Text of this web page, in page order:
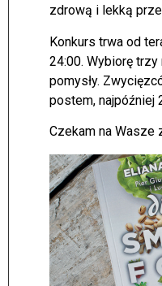
zdrową i lekką
Konkurs trwa od
24:00. Wybiorę
pomysły.
postem, najpóźniej
Czekam na Wasze